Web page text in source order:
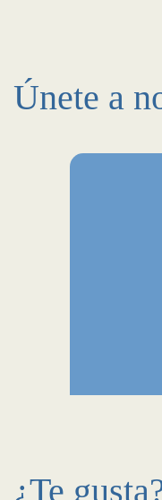
Únete a
¿Te